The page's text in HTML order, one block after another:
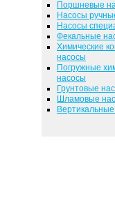
Поршневые
Насосы
Насосы
Фекальные
Химические
насосы
Погружные
насосы
Грунтовые
Шламовые